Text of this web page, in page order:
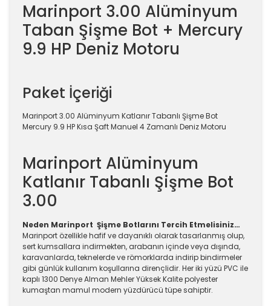
Marinport 3.00 Alüminyum
Taban Şişme Bot + Mercury
9.9 HP Deniz Motoru
Paket İçeriği
Marinport 3.00 Alüminyum Katlanır Tabanlı Şişme Bot
Mercury 9.9 HP Kısa Şaft Manuel 4 Zamanlı Deniz Motoru
Marinport Alüminyum
Katlanır Tabanlı Şişme Bot
3.00
Neden Marinport Şişme Botlarını Tercih Etmelisiniz…
Marinport özellikle hafif ve dayanıklı olarak tasarlanmış olup,
sert kumsallara indirmekten, arabanın içinde veya dışında,
karavanlarda, teknelerde ve römorklarda indirip bindirmeler
gibi günlük kullanım koşullarına dirençlidir. Her iki yüzü PVC ile
kaplı 1300 Denye Alman Mehler Yüksek Kalite polyester
kumaştan mamul modern yüzdürücü tüpe sahiptir.